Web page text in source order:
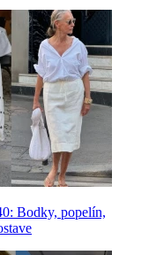
Bodky, popelín,